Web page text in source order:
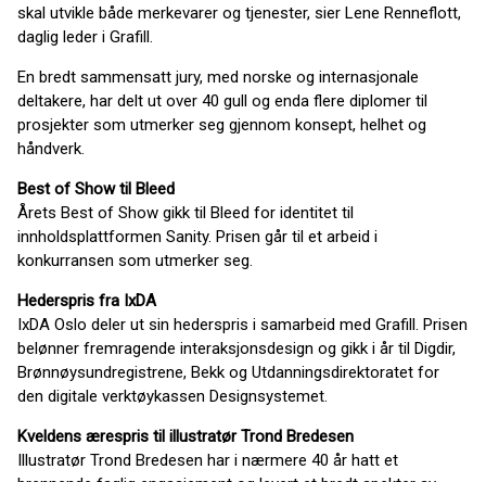
skal utvikle både merkevarer og tjenester, sier Lene Renneflott,
daglig leder i Grafill.
En bredt sammensatt jury, med norske og internasjonale
deltakere, har delt ut over 40 gull og enda flere diplomer til
prosjekter som utmerker seg gjennom konsept, helhet og
håndverk.
Best of Show til Bleed
Årets Best of Show gikk til Bleed for identitet til
innholdsplattformen Sanity. Prisen går til et arbeid i
konkurransen som utmerker seg.
Hederspris fra IxDA
IxDA Oslo deler ut sin hederspris i samarbeid med Grafill. Prisen
belønner fremragende interaksjonsdesign og gikk i år til Digdir,
Brønnøysundregistrene, Bekk og Utdanningsdirektoratet for
den digitale verktøykassen Designsystemet.
Kveldens ærespris til illustratør Trond Bredesen
Illustratør Trond Bredesen har i nærmere 40 år hatt et